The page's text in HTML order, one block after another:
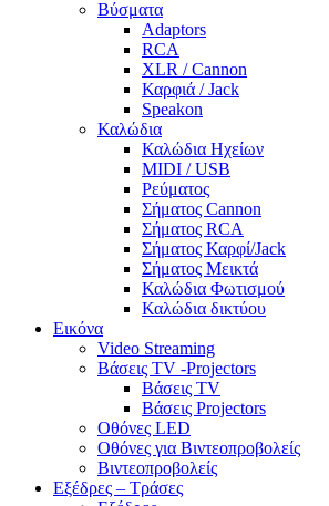
Βύσματα
Adaptors
RCA
XLR / Cannon
Καρφιά / Jack
Speakon
Καλώδια
Καλώδια Ηχείων
MIDI / USB
Ρεύματος
Σήματος Cannon
Σήματος RCA
Σήματος Καρφί/Jack
Σήματος Μεικτά
Καλώδια Φωτισμού
Καλώδια δικτύου
Εικόνα
Video Streaming
Βάσεις TV -Projectors
Βάσεις TV
Βάσεις Projectors
Οθόνες LED
Οθόνες για Βιντεοπροβολείς
Βιντεοπροβολείς
Εξέδρες – Τράσες